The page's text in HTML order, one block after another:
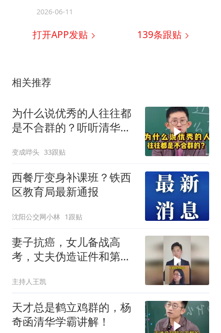
2026-06-11
打开APP发贴 139条跟贴
相关推荐
为什么说优秀的人往往都
是不合群的？听听清华学
变成哔头 33跟贴
西餐厅变身补课班？铁西
区教育局最新通报
沈阳公交网小林 1跟贴
妻子抗癌，女儿备战高
考，丈夫伪造证件和第三
主持人王凯
天才总是鹤立鸡群的，杨
奇函清华学霸讲解！